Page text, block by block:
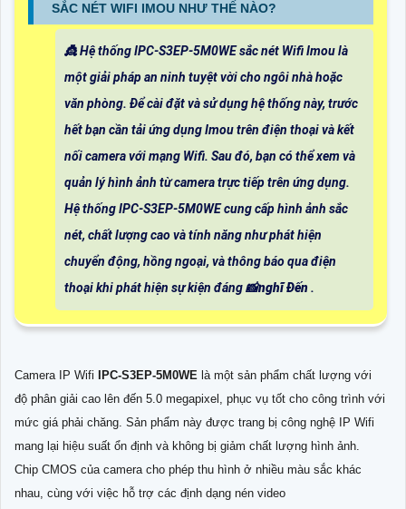
SẮC NÉT WIFI IMOU NHƯ THẾ NÀO?
👸 Hệ thống IPC-S3EP-5M0WE sắc nét Wifi Imou là
một giải pháp an ninh tuyệt vời cho ngôi nhà hoặc
văn phòng. Để cài đặt và sử dụng hệ thống này, trước
hết bạn cần tải ứng dụng Imou trên điện thoại và kết
nối camera với mạng Wifi. Sau đó, bạn có thể xem và
quản lý hình ảnh từ camera trực tiếp trên ứng dụng.
Hệ thống IPC-S3EP-5M0WE cung cấp hình ảnh sắc
nét, chất lượng cao và tính năng như phát hiện
chuyển động, hồng ngoại, và thông báo qua điện
thoại khi phát hiện sự kiện đáng 📸nghĩ Đến .
Camera IP Wifi IPC-S3EP-5M0WE là một sản phẩm chất lượng với
độ phân giải cao lên đến 5.0 megapixel, phục vụ tốt cho công trình với
mức giá phải chăng. Sản phẩm này được trang bị công nghệ IP Wifi
mang lại hiệu suất ổn định và không bị giảm chất lượng hình ảnh.
Chip CMOS của camera cho phép thu hình ở nhiều màu sắc khác
nhau, cùng với việc hỗ trợ các định dạng nén video